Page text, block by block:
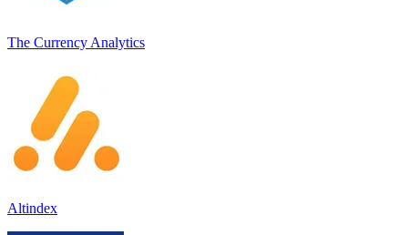
The Currency Analytics
Altindex